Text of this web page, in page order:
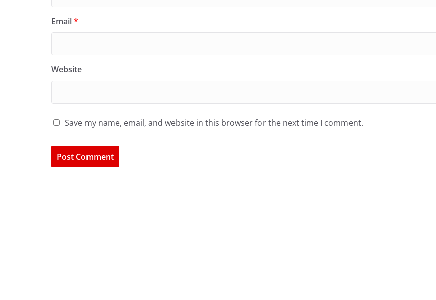
Email*
Website
Save my name, email, and website in this browser for the next time I comment.